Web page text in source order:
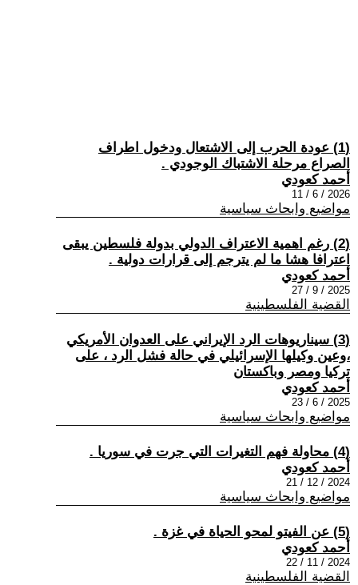
(1) عودة الحرب إلى الاشتعال ودخول اطراف
الصراع مرحلة الاشتباك الوجودي .
أحمد كعودي
2026 / 6 / 11
مواضيع وابحاث سياسية
(2) رغم اهمية الاعتراف الدولي بدولة فلسطين يبقى
اعترافا هشا ما لم يترجم إلى قرارات دولية .
أحمد كعودي
2025 / 9 / 27
القضية الفلسطينية
(3) سيناريوهات الرد الإيراني على العدوان الأمريكي
،وعين وكيلها الإسرائيلي في حالة فشل الرد ، على
تركيا ومصر وباكستان
أحمد كعودي
2025 / 6 / 23
مواضيع وابحاث سياسية
(4) محاولة فهم التغيرات التي جرت في سوريا .
أحمد كعودي
2024 / 12 / 21
مواضيع وابحاث سياسية
(5) عن الفيتو لمحو الحياة في غزة .
أحمد كعودي
2024 / 11 / 22
القضية الفلسطينية